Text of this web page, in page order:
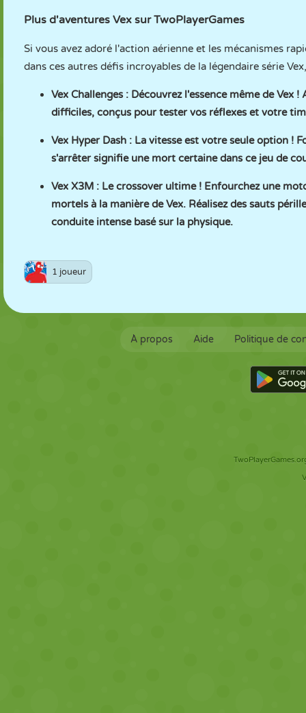
Plus d'aventures Vex sur TwoPlayerGames
Si vous avez adoré l'action aérienne et les mécanismes
dans ces autres défis incroyables de la légendaire série
Vex Challenges: Découvrez l'essence même de Vex
difficiles, conçus pour tester vos réflexes et votre
Vex Hyper Dash : La vitesse est votre seule option !
s'arrêter signifie une mort certaine dans ce jeu de
Vex X3M : Le crossover ultime ! Enfourchez une
mortels à la manière de Vex. Réalisez des sauts
conduite intense basé sur la physique.
1 joueur
À propos Aide Politique de